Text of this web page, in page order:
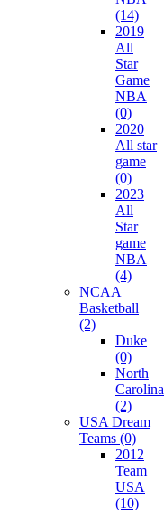
(14)
2019
All
Star
Game
NBA
(0)
2020
All star
game
(0)
2023
All
Star
game
NBA
(4)
NCAA
Basketball
(2)
Duke
(0)
North
Carolina
(2)
USA Dream
Teams (0)
2012
Team
USA
(10)